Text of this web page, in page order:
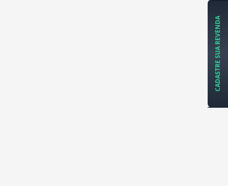
CADASTRE SUA REVENDA